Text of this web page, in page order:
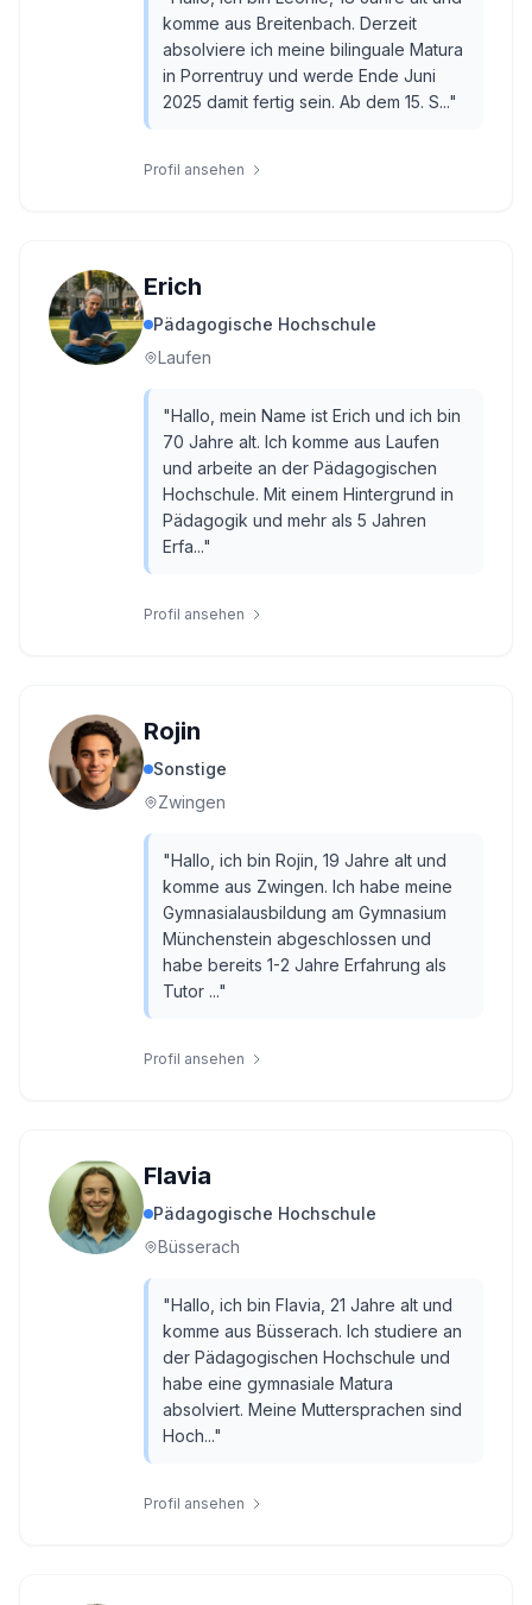
komme aus Breitenbach. Derzeit
absolviere ich meine bilinguale Matura
in Porrentruy und werde Ende Juni
2025 damit fertig sein. Ab dem 15. S..."
Profil ansehen
Erich
Pädagogische Hochschule
Laufen
"Hallo, mein Name ist Erich und ich bin
70 Jahre alt. Ich komme aus Laufen
und arbeite an der Pädagogischen
Hochschule. Mit einem Hintergrund in
Pädagogik und mehr als 5 Jahren
Erfa..."
Profil ansehen
Rojin
Sonstige
Zwingen
"Hallo, ich bin Rojin, 19 Jahre alt und
komme aus Zwingen. Ich habe meine
Gymnasialausbildung am Gymnasium
Münchenstein abgeschlossen und
habe bereits 1-2 Jahre Erfahrung als
Tutor ..."
Profil ansehen
Flavia
Pädagogische Hochschule
Büsserach
"Hallo, ich bin Flavia, 21 Jahre alt und
komme aus Büsserach. Ich studiere an
der Pädagogischen Hochschule und
habe eine gymnasiale Matura
absolviert. Meine Muttersprachen sind
Hoch..."
Profil ansehen